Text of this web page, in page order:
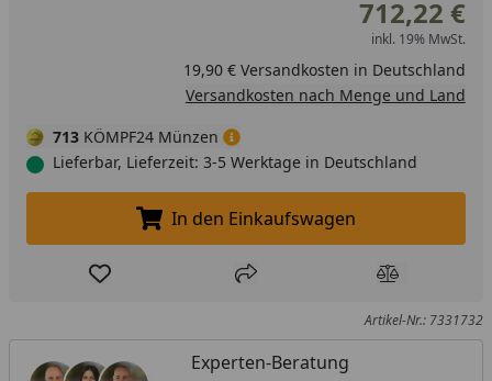
712,22 €
inkl. 19% MwSt.
19,90 € Versandkosten in Deutschland
Versandkosten nach Menge und Land
713 KÖMPF24 Münzen
Lieferbar, Lieferzeit: 3-5 Werktage in Deutschland
In den Einkaufswagen legen
In den Einkaufswagen
Produkt zur Wunschliste hinzufügen
Teilen Produkt
Artikel-Nr.: 7331732
Experten-Beratung